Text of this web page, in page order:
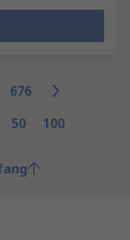
676
50 100